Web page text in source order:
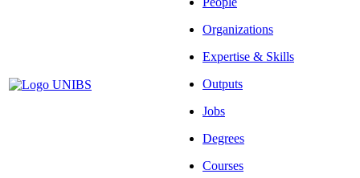
Organizations
Expertise & Skills
Outputs
Jobs
Degrees
Courses